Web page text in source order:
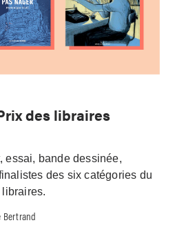
des libraires
essai, bande dessinée,
des six catégories du
Bertrand